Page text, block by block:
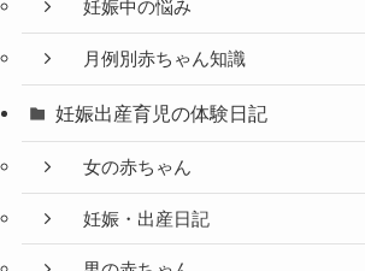
妊娠中の悩み
月例別赤ちゃん知識
妊娠出産育児の体験日記
女の赤ちゃん
妊娠・出産日記